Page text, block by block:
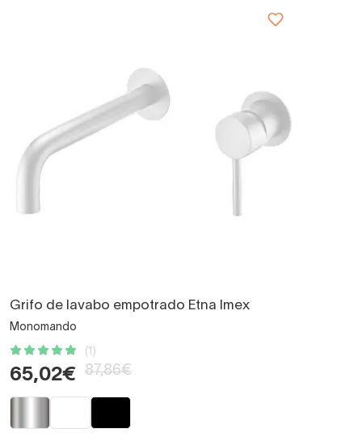
Grifo de lavabo empotrado Etna Imex
Monomando
(1)
65,02€ 87,86€